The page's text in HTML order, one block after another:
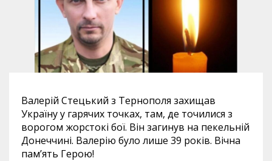
Валерій Стецький з Тернополя захищав
Україну у гарячих точках, там, де точилися з
ворогом жорстокі бої. Він загинув на пекельній
Донеччині. Валерію було лише 39 років. Вічна
пам’ять Герою!